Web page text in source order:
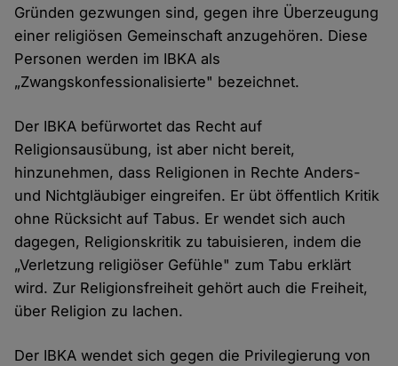
Gründen gezwungen sind, gegen ihre Überzeugung
einer religiösen Gemeinschaft anzugehören. Diese
Personen werden im IBKA als
„Zwangskonfessionalisierte" bezeichnet.
Der IBKA befürwortet das Recht auf
Religionsausübung, ist aber nicht bereit,
hinzunehmen, dass Religionen in Rechte Anders-
und Nichtgläubiger eingreifen. Er übt öffentlich Kritik
ohne Rücksicht auf Tabus. Er wendet sich auch
dagegen, Religionskritik zu tabuisieren, indem die
„Verletzung religiöser Gefühle" zum Tabu erklärt
wird. Zur Religionsfreiheit gehört auch die Freiheit,
über Religion zu lachen.
Der IBKA wendet sich gegen die Privilegierung von